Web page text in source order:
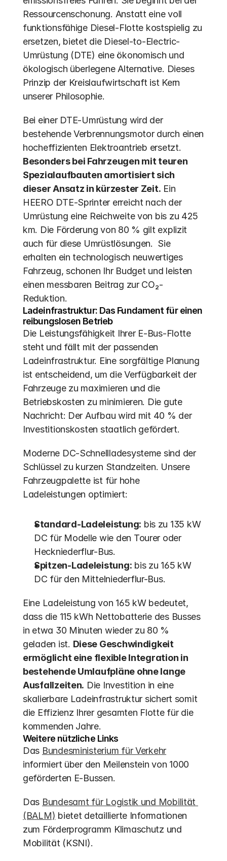
Ressourcenschonung. Anstatt eine voll
funktionsfähige Diesel-Flotte kostspielig zu
ersetzen, bietet die Diesel-to-Electric-
Umrüstung (DTE) eine ökonomisch und
ökologisch überlegene Alternative. Dieses
Prinzip der Kreislaufwirtschaft ist Kern
unserer Philosophie.
Bei einer DTE-Umrüstung wird der
bestehende Verbrennungsmotor durch einen
Besonders bei Fahrzeugen mit teuren
Spezialaufbauten amortisiert sich
dieser Ansatz in kürzester Zeit. Ein
HEERO DTE-Sprinter erreicht nach der
Umrüstung eine Reichweite von bis zu 425
km. Die Förderung von 80 % gilt explizit
auch für diese Umrüstlösungen.  Sie
erhalten ein technologisch neuwertiges
Fahrzeug, schonen Ihr Budget und leisten
einen messbaren Beitrag zur CO₂-
Reduktion.
Ladeinfrastruktur: Das Fundament für einen
reibungslosen Betrieb
Die Leistungsfähigkeit Ihrer E-Bus-Flotte
steht und fällt mit der passenden
Ladeinfrastruktur. Eine sorgfältige Planung
ist entscheidend, um die Verfügbarkeit der
Fahrzeuge zu maximieren und die
Betriebskosten zu minimieren. Die gute
Nachricht: Der Aufbau wird mit 40 % der
Investitionskosten staatlich gefördert.
Moderne DC-Schnellladesysteme sind der
Schlüssel zu kurzen Standzeiten. Unsere
Fahrzeugpalette ist für hohe
Ladeleistungen optimiert:
Standard-Ladeleistung: bis zu 135 kW
DC für Modelle wie den Tourer oder
Heckniederflur-Bus.
Spitzen-Ladeleistung: bis zu 165 kW
DC für den Mittelniederflur-Bus.
Eine Ladeleistung von 165 kW bedeutet,
dass die 115 kWh Nettobatterie des Busses
in etwa 30 Minuten wieder zu 80 %
geladen ist. Diese Geschwindigkeit
ermöglicht eine flexible Integration in
bestehende Umlaufpläne ohne lange
Ausfallzeiten. Die Investition in eine
skalierbare Ladeinfrastruktur sichert somit
die Effizienz Ihrer gesamten Flotte für die
kommenden Jahre.
Weitere nützliche Links
Das Bundesministerium für Verkehr
informiert über den Meilenstein von 1000
geförderten E-Bussen.
Das Bundesamt für Logistik und Mobilität
(BALM) bietet detaillierte Informationen
zum Förderprogramm Klimaschutz und
Mobilität (KSNI).